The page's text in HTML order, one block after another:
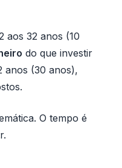
aos 32 anos (10
do que investir
anos (30 anos),
O tempo é